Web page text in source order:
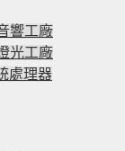
響工廠
光工廠
處理器